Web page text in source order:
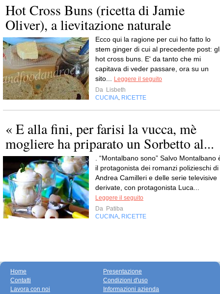
Hot Cross Buns (ricetta di Jamie
Oliver), a lievitazione naturale
Ecco qui la ragione per cui ho fatto lo
stem ginger di cui al precedente post:
hot cross buns. E' da tanto che mi
capitava di veder passare, ora su un
sito...
Leggere il seguito
Da Lisbeth
CUCINA RICETTE
« E alla fini, per farisi la vucca, mè
mogliere ha priparato un Sorbetto al...
. “Montalbano sono” Salvo Montalbano
il protagonista dei romanzi polizieschi di
Andrea Camilleri e delle serie televisive
derivate, con protagonista Luca...
Leggere il seguito
Da Patiba
CUCINA RICETTE
Home
Contatti
Lavora con noi
Presentazione
Condizioni d'uso
Informazioni azienda